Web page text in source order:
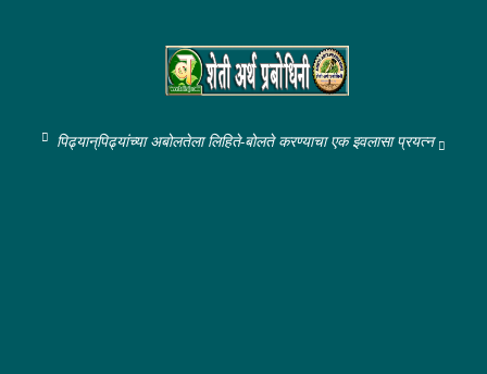
पिढ्यान्‌पिढ्यांच्या अबोलतेला लिहिते-बोलते करण्याचा एक इवलासा प्रयत्न